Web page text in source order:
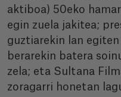
aktiboa) 50eko
egin zuela jakitea;
guztiarekin lan egiten
berarekin batera
zela; eta Sultana
zoragarri honetan